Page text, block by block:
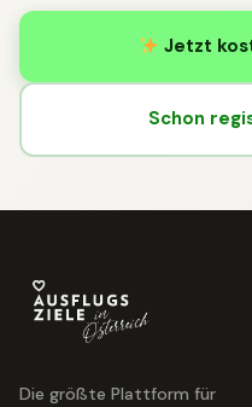
Jetzt
Schon
Die größte Plattform für